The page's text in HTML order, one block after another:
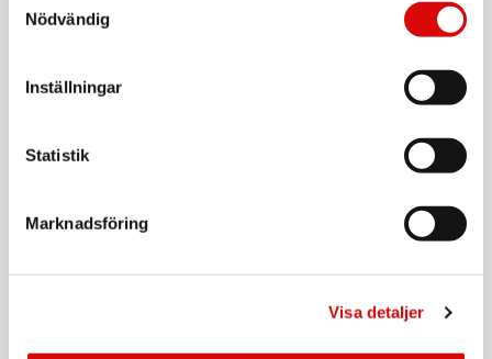
Nödvändig
Inställningar
Statistik
Marknadsföring
Visa detaljer
Rek: 179,00 kr
Sovmask
Tillv. art. nr: